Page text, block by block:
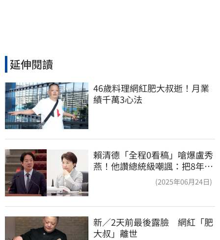
延伸閱讀
46歲料理網紅肥大叔逝！月業
績千萬3心法
賴清德「全程0看稿」嗆爆盧秀
燕！他讚總統級嘲諷：把8年總
(2025年06月24日)
新／2天前最後露臉　網紅「肥
大叔」離世